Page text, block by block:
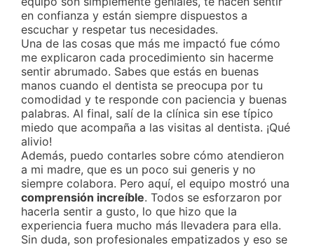
en confianza y están siempre dispuestos a
escuchar y respetar tus necesidades.
Una de las cosas que más me impactó fue cómo
me explicaron cada procedimiento sin hacerme
sentir abrumado. Sabes que estás en buenas
manos cuando el dentista se preocupa por tu
comodidad y te responde con paciencia y buenas
palabras. Al final, salí de la clínica sin ese típico
miedo que acompaña a las visitas al dentista. ¡Qué
alivio!
Además, puedo contarles sobre cómo atendieron
a mi madre, que es un poco sui generis y no
siempre colabora. Pero aquí, el equipo mostró una
comprensión increíble. Todos se esforzaron por
hacerla sentir a gusto, lo que hizo que la
experiencia fuera mucho más llevadera para ella.
Sin duda, son profesionales empatizados y eso se